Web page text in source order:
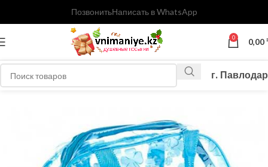
ПозвонитьНаписать в WhatsApp
0 0,00
г. Павлодар